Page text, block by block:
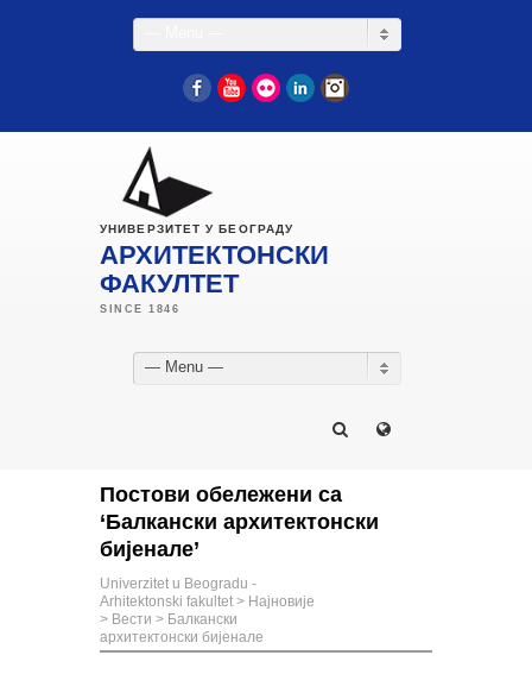
FacebookYouTube
Flickr LinkedIn
УНИВЕРЗИТЕТ У БЕОГРАДУ
АРХИТЕКТОНСКИ
ФАКУЛТЕТ
— Menu —
Постови обележени са
‘Балкански архитектонски
бијенале’
Univerzitet u Beogradu -
Arhitektonski fakultet > Најновије
> Вести > Балкански
архитектонски бијенале